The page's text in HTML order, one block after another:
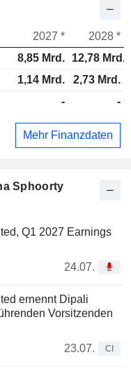
Sphoorty
Q1 2027 Earnings
24.07.
ernennt Dipali
Vorsitzenden
23.07.
CI
2027 *
2028 *
8,85 Mrd.
12,78 Mrd.
1,14 Mrd.
2,73 Mrd.
- -
Mehr Finanzdaten